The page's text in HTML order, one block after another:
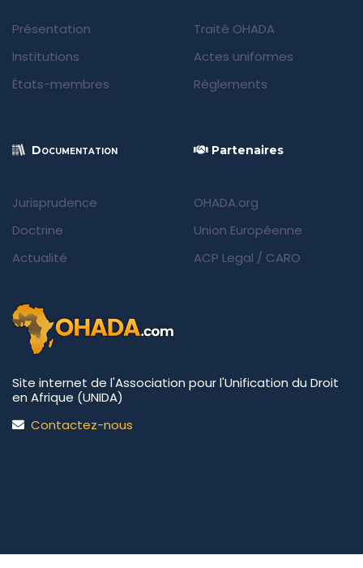
Présentation
Institutions
États-membres
Traité OHADA
Actes uniformes
Règlements
Documentation
Jurisprudence
Doctrine
Actualité
Partenaires
OHADA.org
Union Européenne
ACP Legal / CARO
Site internet de l'Association pour l'Unification du Droit
en Afrique (UNIDA)
Contactez-nous